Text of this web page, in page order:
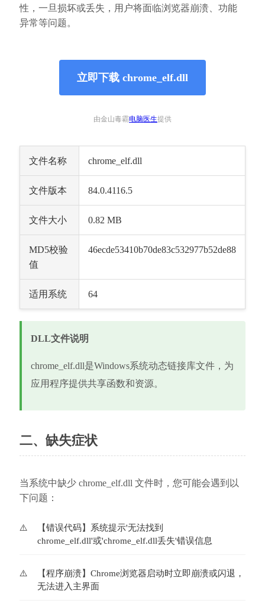
性，一旦损坏或丢失，用户将面临浏览器崩溃、功能
异常等问题。
立即下载 chrome_elf.dll
由金山毒霸电脑医生提供
文件名称 chrome_elf.dll
文件版本 84.0.4116.5
文件大小 0.82 MB
MD5校验
值
46ecde53410b70de83c532977b52de88
适用系统 64
DLL文件说明
chrome_elf.dll是Windows系统动态链接库文件，为
应用程序提供共享函数和资源。
二、缺失症状
当系统中缺少 chrome_elf.dll 文件时，您可能会遇到以
下问题：
【错误代码】系统提示'无法找到
chrome_elf.dll'或'chrome_elf.dll丢失'错误信息
【程序崩溃】Chrome浏览器启动时立即崩溃或闪退，
无法进入主界面